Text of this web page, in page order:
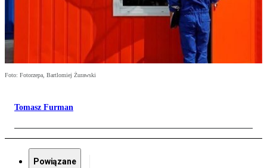
Foto: Fotorzepa, Bartlomiej Żurawski
Tomasz Furman
Powiązane